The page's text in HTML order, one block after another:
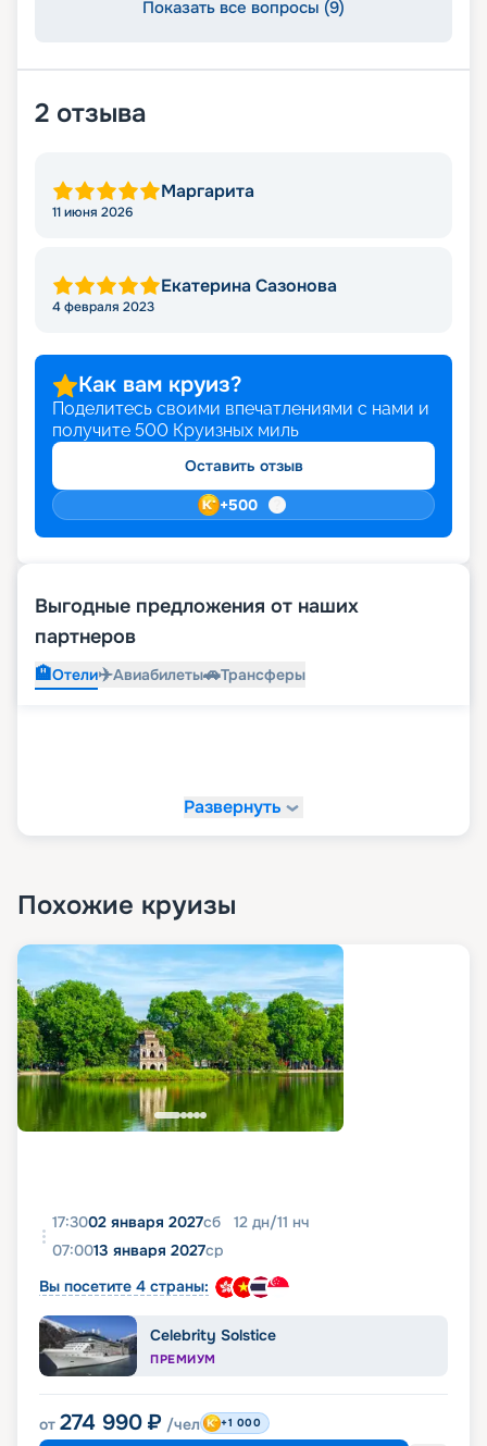
Показать все вопросы (9)
2 отзыва
Маргарита
11 июня 2026
Екатерина Сазонова
4 февраля 2023
Как вам круиз?
Поделитесь своими впечатлениями с нами и
получите 500 Круизных миль
Оставить отзыв
+500
Выгодные предложения от наших
партнеров
🏨Отели✈️Авиабилеты🚗Трансферы
Развернуть
Похожие круизы
17:3002 января 2027сб 12 дн/11 нч
07:0013 января 2027ср
Вы посетите 4 страны:
Celebrity Solstice
ПРЕМИУМ
от 274 990 ₽ /чел +1 000